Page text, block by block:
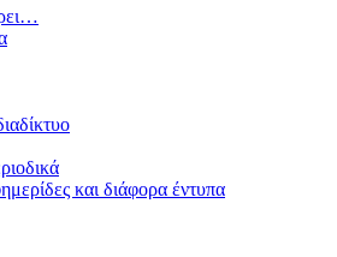
και διάφορα έντυπα